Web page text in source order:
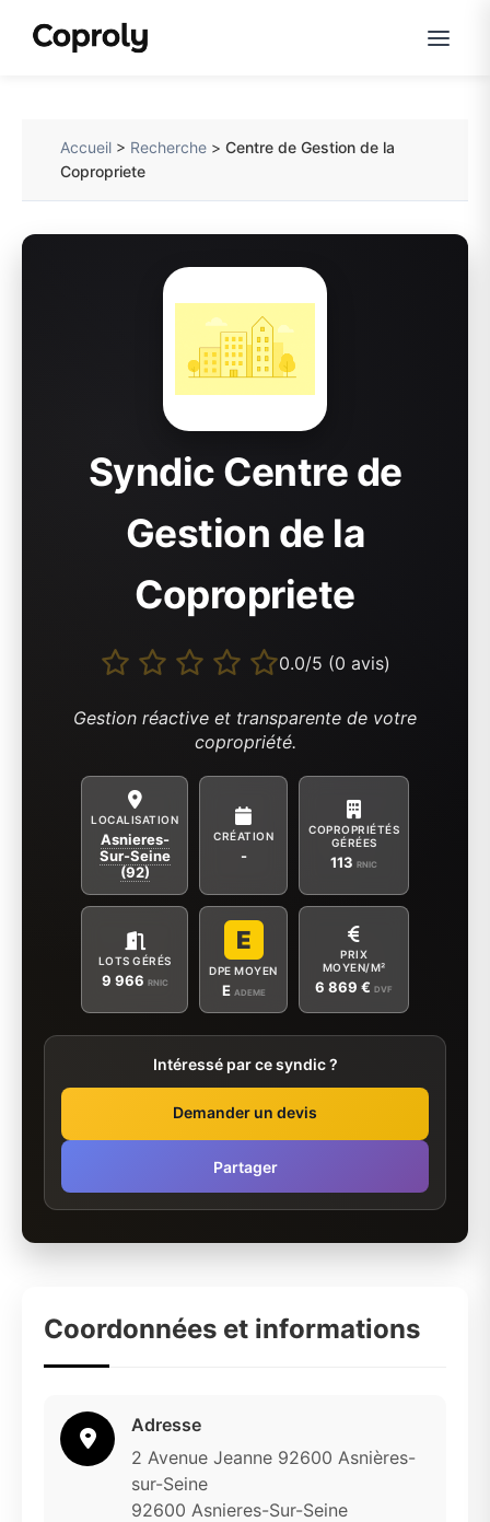
Accueil > Recherche >Centre de Gestion de la
Copropriete
Syndic Centre de
Gestion de la
Copropriete
0.0/5 (0 avis)
Gestion réactive et transparente de votre
copropriété.
LOCALISATION
Asnieres-
Sur-Seine
(92)
CRÉATION
-
COPROPRIÉTÉS
GÉRÉES
113 RNIC
LOTS GÉRÉS
9 966 RNIC
E
DPE MOYEN
E ADEME
PRIX
MOYEN/M²
6 869 € DVF
Intéressé par ce syndic ?
Demander un devis
Partager
Coordonnées et informations
Adresse
2 Avenue Jeanne 92600 Asnières-
sur-Seine
92600 Asnieres-Sur-Seine